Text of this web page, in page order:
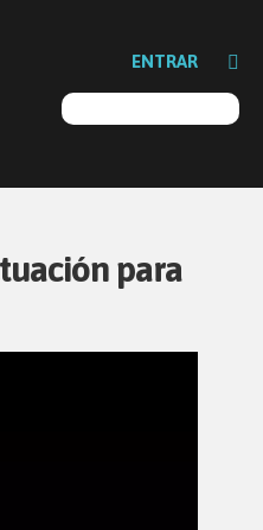
ENTRAR
para